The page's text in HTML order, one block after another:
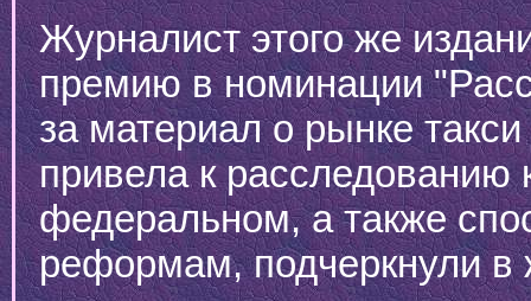
Журналист этого же
премию в номинации
за материал о рынке
привела к расследованию
федеральном, а также
реформам, подчеркнули